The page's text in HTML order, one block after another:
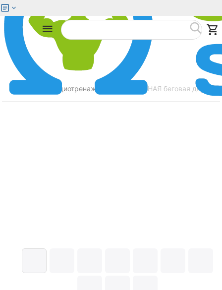
Кардиотренажеры УЦЕНЕННАЯ беговая
Меню Найти